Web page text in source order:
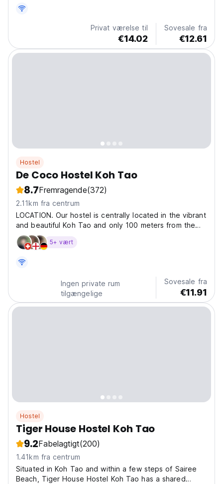
Privat værelse til
€14.02
Sovesale fra
€12.61
Hostel
De Coco Hostel Koh Tao
8.7Fremragende(372)
2.11km fra centrum
LOCATION. Our hostel is centrally located in the vibrant
and beautiful Koh Tao and only 100 meters from the
ferry pier! It is also within walking distance of most
restaurants, cafes, dive shops, the hospital, pharmacy
5+ vært
Ingen private rum
tilgængelige
Sovesale fra
€11.91
Hostel
Tiger House Hostel Koh Tao
9.2Fabelagtigt(200)
1.41km fra centrum
Situated in Koh Tao and within a few steps of Sairee
Beach, Tiger House Hostel Koh Tao has a shared